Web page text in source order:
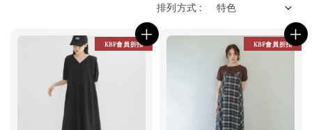
排列方式 :
KBF會員折扣 KBF會員折扣